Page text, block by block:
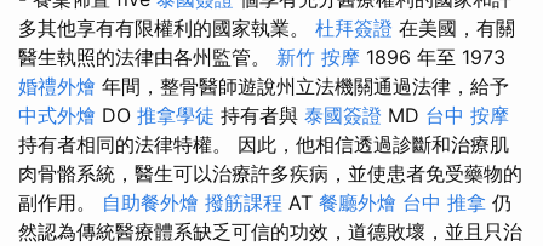
多其他享有有限權利的國家執業。 杜拜簽證 在美國，有關
醫生執照的法律由各州監管。 新竹 按摩 1896 年至 1973
婚禮外燴 年間，整骨醫師遊說州立法機關通過法律，給予
中式外燴 DO 推拿學徒 持有者與 泰國簽證 MD 台中 按摩
持有者相同的法律特權。 因此，他相信透過診斷和治療肌
肉骨骼系統，醫生可以治療許多疾病，並使患者免受藥物的
副作用。 自助餐外燴 撥筋課程 AT 餐廳外燴 台中 推拿 仍
然認為傳統醫療體系缺乏可信的功效，道德敗壞，並且只治